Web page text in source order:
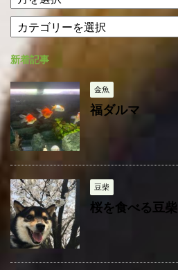
ー
イ
ブ
テ
リ
ー
新着記事
金魚
福ダルマ
豆柴
桜を食べる豆柴